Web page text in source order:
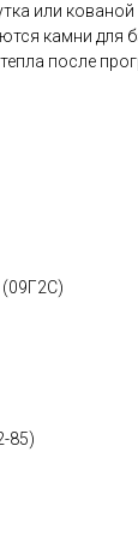
или
камни для
после
85)